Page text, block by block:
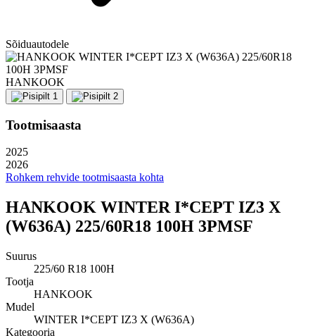
Sõiduautodele
HANKOOK
Tootmisaasta
2025
2026
Rohkem rehvide tootmisaasta kohta
HANKOOK WINTER I*CEPT IZ3 X
(W636A) 225/60R18 100H 3PMSF
Suurus
225/60 R18 100H
Tootja
HANKOOK
Mudel
WINTER I*CEPT IZ3 X (W636A)
Kategooria